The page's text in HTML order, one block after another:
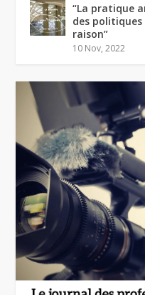
“La pratique
des
raison”
10 Nov, 2022